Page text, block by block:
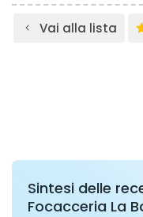
Vai alla lista
Sintesi delle
Focacceria La